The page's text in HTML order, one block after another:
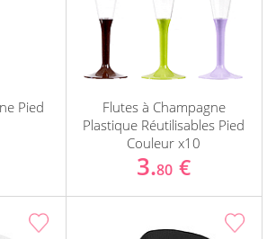
Pied
Flutes à Champagne
Plastique Réutilisables Pied
Couleur x10
3.80 €